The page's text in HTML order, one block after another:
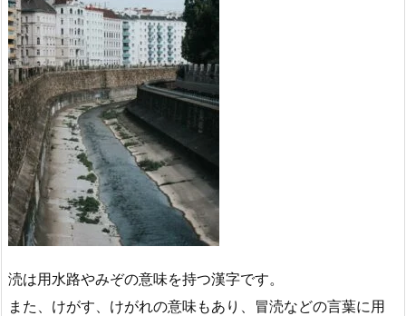
涜は用水路やみぞの意味を持つ漢字です。
また、けがす、けがれの意味もあり、冒涜などの言葉に用